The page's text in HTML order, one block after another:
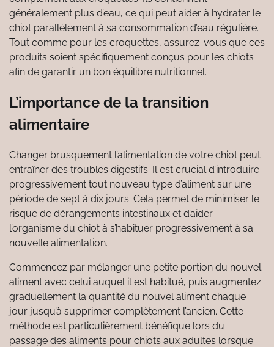
généralement plus d’eau, ce qui peut aider à hydrater le
chiot parallèlement à sa consommation d’eau régulière.
Tout comme pour les croquettes, assurez-vous que ces
produits soient spécifiquement conçus pour les chiots
afin de garantir un bon équilibre nutritionnel.
L’importance de la transition
alimentaire
Changer brusquement l’alimentation de votre chiot peut
entraîner des troubles digestifs. Il est crucial d’introduire
progressivement tout nouveau type d’aliment sur une
période de sept à dix jours. Cela permet de minimiser le
risque de dérangements intestinaux et d’aider
l’organisme du chiot à s’habituer progressivement à sa
nouvelle alimentation.
Commencez par mélanger une petite portion du nouvel
aliment avec celui auquel il est habitué, puis augmentez
graduellement la quantité du nouvel aliment chaque
jour jusqu’à supprimer complètement l’ancien. Cette
méthode est particulièrement bénéfique lors du
passage des aliments pour chiots aux adultes lorsque